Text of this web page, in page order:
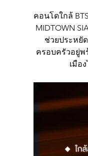
คอนโดใกล้
MIDTOWN
ช่วยประหยั
ครอบครัวอยู่
เมือ